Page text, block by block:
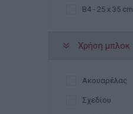
Β4 - 25 x 35 cm
Χρήση μπλοκ
Ακουαρέλας
Σχεδίου